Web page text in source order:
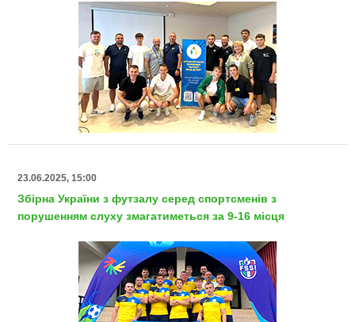
23.06.2025, 15:00
Збірна України з футзалу серед спортсменів з
порушенням слуху змагатиметься за 9-16 місця